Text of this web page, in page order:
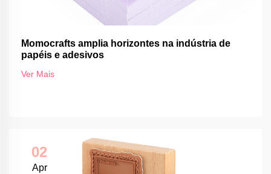
Momocrafts amplia horizontes na indústria de
papéis e adesivos
Ver Mais
02
Apr